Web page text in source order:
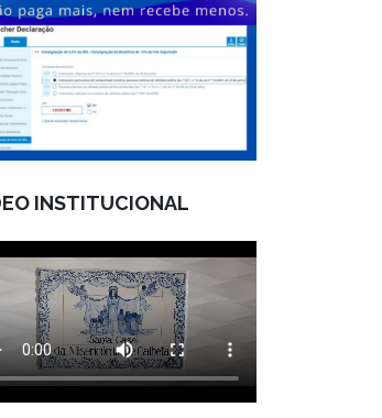
INSTITUCIONAL